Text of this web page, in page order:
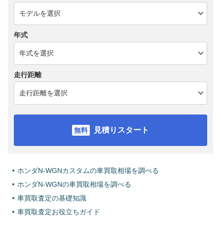
年式
走行距離
見積りスタート
ホンダN-WGNカスタムの車買取相場を調べる
ホンダN-WGNの車買取相場を調べる
車買取査定の基礎知識
車買取査定お役立ちガイド